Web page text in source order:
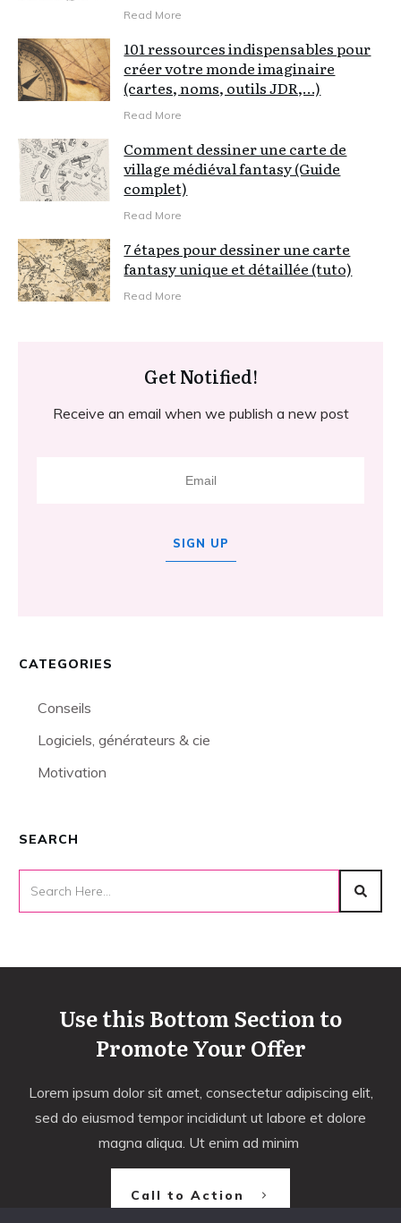
Read More
101 ressources indispensables pour
créer votre monde imaginaire
(cartes, noms, outils JDR,…)
Read More
Comment dessiner une carte de
village médiéval fantasy (Guide
complet)
Read More
7 étapes pour dessiner une carte
fantasy unique et détaillée (tuto)
Read More
Get Notified!
Receive an email when we publish a new post
SIGN UP
CATEGORIES
Conseils
Logiciels, générateurs & cie
Motivation
SEARCH
Use this Bottom Section to
Promote Your Offer
Lorem ipsum dolor sit amet, consectetur adipiscing elit,
sed do eiusmod tempor incididunt ut labore et dolore
magna aliqua. Ut enim ad minim
Call to Action